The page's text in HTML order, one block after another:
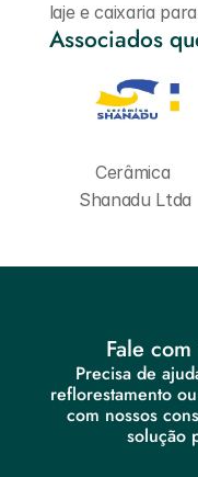
Associados
laje e caixaria
Cerâmica
Shanadu Ltda
Fale
Precisa de
reflorestamento
com nossos
solução